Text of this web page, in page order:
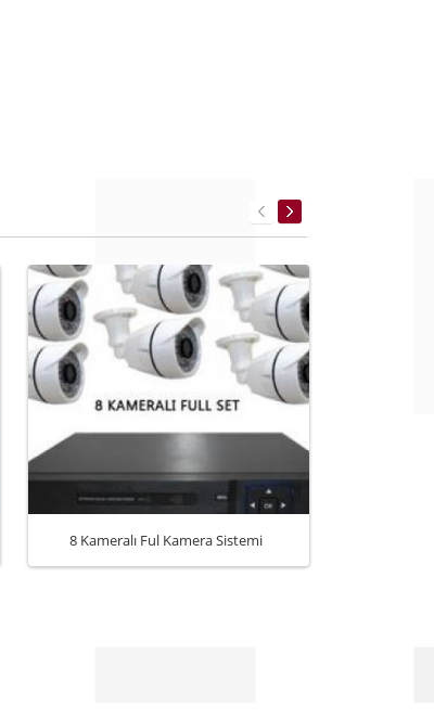
8 Kameralı Ful Kamera Sistemi